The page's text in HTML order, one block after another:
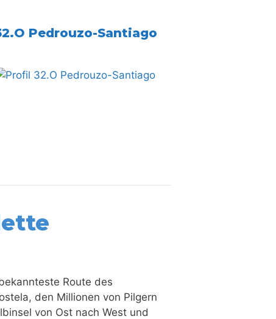
Pedrouzo-Santiago
Route des
den Millionen von Pilgern
von Ost nach West und